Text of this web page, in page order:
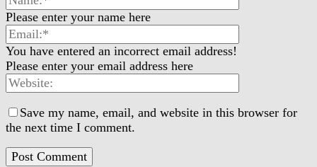
Please enter your name here
You have entered an incorrect email address!
Please enter your email address here
Save my name, email, and website in this browser for
the next time I comment.